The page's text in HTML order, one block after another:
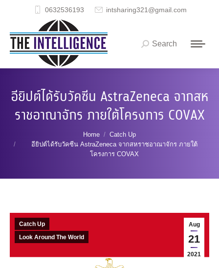
0632536193 intsharing321@gmail.com
Search:
Search
อียิปต์ได้รับวัคซีน AstraZeneca จากสห
ราชอาณาจักร ภายใต้โครงการ COVAX
Home
Catch Up
อียิปต์ได้รับวัคซีน AstraZeneca จากสหราชอาณาจักร ภายใต้
โครงการ COVAX
Aug
21
2021
Catch Up
Look Around The World